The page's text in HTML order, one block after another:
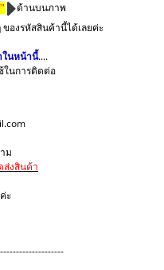
ด้านบนภาพ
องรหัสสินค้านี้ได้เลยค่ะ
นหน้านี้....
นการติดต่อ
ม
ส่งสินค้า
ะ